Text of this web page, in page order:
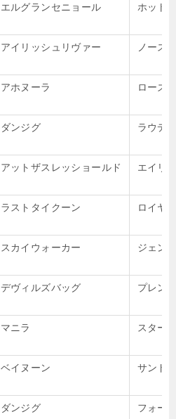
エルグランセニョール ホット
アイリッシュリヴァー ノース
アホヌーラ ローズ
ダンジグ ラウデ
アットザスレッショールド エイリ
ラストタイクーン ロイヤ
スカイウォーカー ジェン
デヴィルズバッグ プレン
マニラ スター
ベイヌーン サンド
ダンジグ フォー